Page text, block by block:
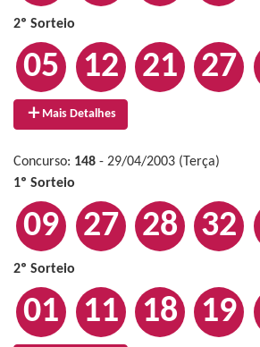
2º Sorteio
05 12 21 27
Mais Detalhes
Concurso: 148 - 29/04/2003 (Terça)
1º Sorteio
09 27 28 32
2º Sorteio
01 11 18 19